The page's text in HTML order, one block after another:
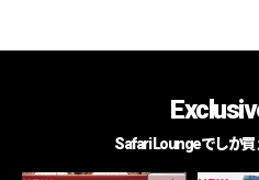
Safari Loungeでしか